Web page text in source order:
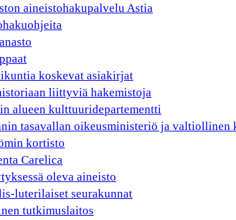
aineistohakupalvelu Astia
koskevat asiakirjat
liittyviä hakemistoja
alueen kulttuuridepartementti
tasavallan oikeusministeriö ja valtiollinen
kortisto
Carelica
oleva aineisto
luterilaiset seurakunnat
tutkimuslaitos